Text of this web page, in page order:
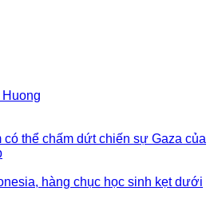
có thể chấm dứt chiến sự Gaza của
hàng chục học sinh kẹt dưới